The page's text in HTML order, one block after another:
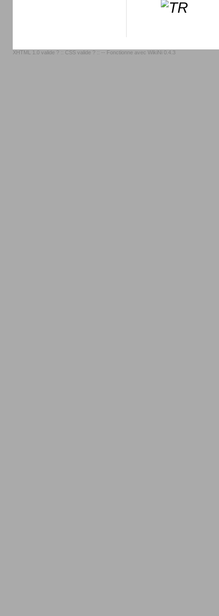
XHTML 1.0 valide ? :: CSS valide ? :: -- Fonctionne avec WikiNi 0.4.3